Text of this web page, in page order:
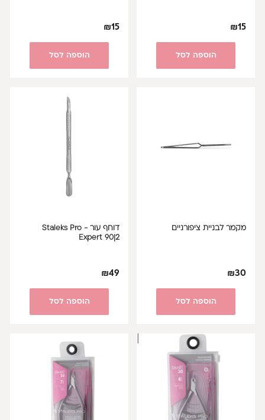
₪15
הוספה לסל
₪15
הוספה לסל
מקמר לבניית ציפורניים
₪30
הוספה לסל
דוחף עור Staleks Pro -
Expert 90|2
₪49
הוספה לסל